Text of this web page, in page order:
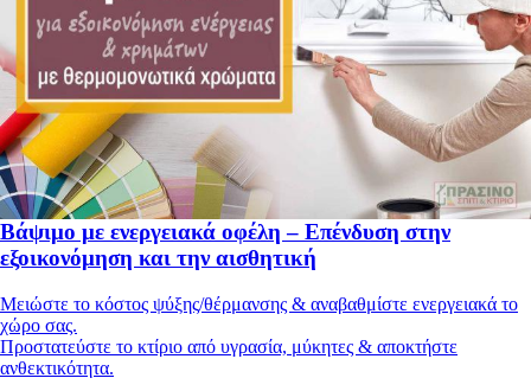
Βάψιμο με ενεργειακά οφέλη – Επένδυση στην
εξοικονόμηση και την αισθητική
Μειώστε το κόστος ψύξης/θέρμανσης & αναβαθμίστε ενεργειακά το
χώρο σας.
Προστατεύστε το κτίριο από υγρασία, μύκητες & αποκτήστε
ανθεκτικότητα.